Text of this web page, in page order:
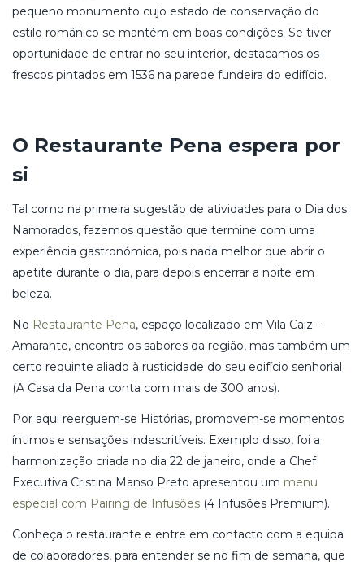
pequeno monumento cujo estado de conservação do
estilo românico se mantém em boas condições. Se tiver
oportunidade de entrar no seu interior, destacamos os
frescos pintados em 1536 na parede fundeira do edifício.
O Restaurante Pena espera por
si
Tal como na primeira sugestão de atividades para o Dia dos
Namorados, fazemos questão que termine com uma
experiência gastronómica, pois nada melhor que abrir o
apetite durante o dia, para depois encerrar a noite em
beleza.
No Restaurante Pena, espaço localizado em Vila Caiz –
Amarante, encontra os sabores da região, mas também um
certo requinte aliado à rusticidade do seu edifício senhorial
(A Casa da Pena conta com mais de 300 anos).
Por aqui reerguem-se Histórias, promovem-se momentos
íntimos e sensações indescritíveis. Exemplo disso, foi a
harmonização criada no dia 22 de janeiro, onde a Chef
Executiva Cristina Manso Preto apresentou um menu
especial com Pairing de Infusões (4 Infusões Premium).
Conheça o restaurante e entre em contacto com a equipa
de colaboradores, para entender se no fim de semana, que